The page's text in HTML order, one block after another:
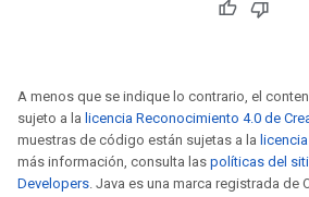
A menos que se indique lo contrario, el
sujeto a la licencia Reconocimiento 4.0 de
muestras de código están sujetas a la
más información, consulta las políticas del
Developers. Java es una marca registrada de